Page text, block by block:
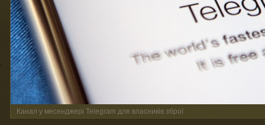
Канал у месенджері Telegram для власників зброї